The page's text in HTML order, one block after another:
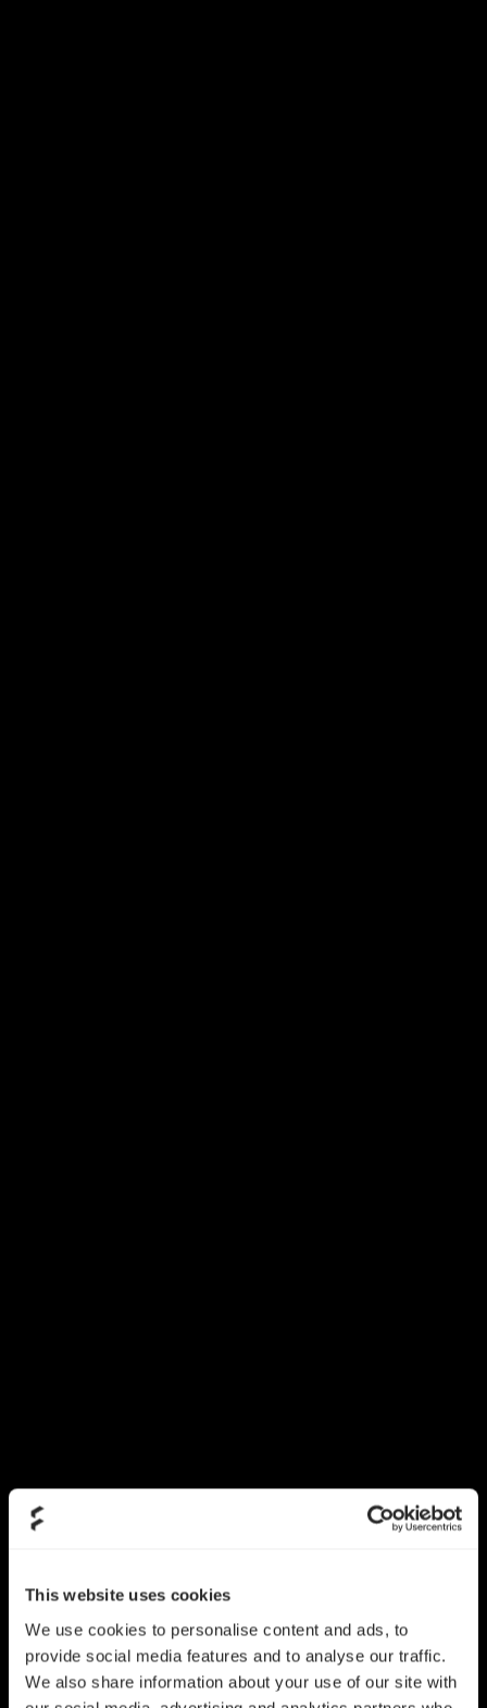
This website uses cookies
We use cookies to personalise content and ads, to
provide social media features and to analyse our traffic.
We also share information about your use of our site with